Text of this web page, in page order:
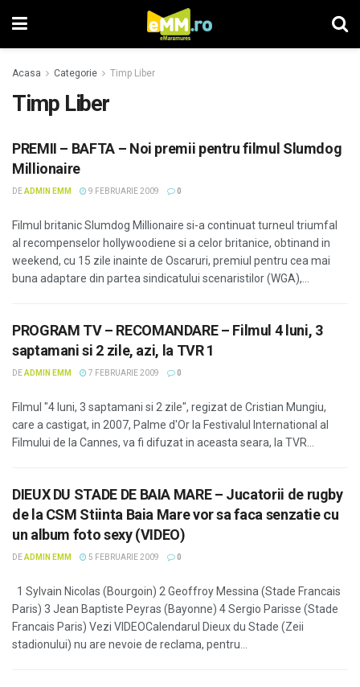
Acasa Categorie Timp Liber
Timp Liber
PREMII – BAFTA – Noi premii pentru filmul Slumdog
Millionaire
DEADMIN EMM 9 FEBRUARIE 2009 0
Filmul britanic Slumdog Millionaire si-a continuat turneul triumfal
al recompenselor hollywoodiene si a celor britanice, obtinand in
weekend, cu 15 zile inainte de Oscaruri, premiul pentru cea mai
buna adaptare din partea sindicatului scenaristilor (WGA),...
PROGRAM TV – RECOMANDARE – Filmul 4 luni, 3
saptamani si 2 zile, azi, la TVR 1
DEADMIN EMM 7 FEBRUARIE 2009 0
Filmul "4 luni, 3 saptamani si 2 zile", regizat de Cristian Mungiu,
care a castigat, in 2007, Palme d'Or la Festivalul International al
Filmului de la Cannes, va fi difuzat in aceasta seara, la TVR...
DIEUX DU STADE DE BAIA MARE – Jucatorii de rugby
de la CSM Stiinta Baia Mare vor sa faca senzatie cu
un album foto sexy (VIDEO)
DEADMIN EMM 5 FEBRUARIE 2009 0
1 Sylvain Nicolas (Bourgoin) 2 Geoffroy Messina (Stade Francais
Paris) 3 Jean Baptiste Peyras (Bayonne) 4 Sergio Parisse (Stade
Francais Paris) Vezi VIDEOCalendarul Dieux du Stade (Zeii
stadionului) nu are nevoie de reclama, pentru...